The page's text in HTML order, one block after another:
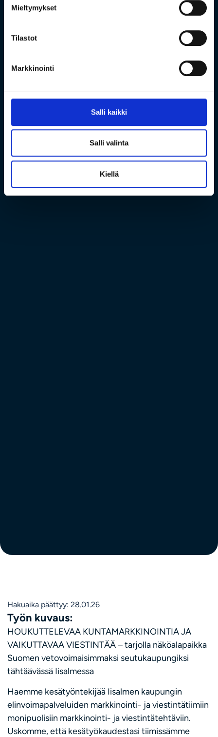
Mieltymykset
Tilastot
Markkinointi
Salli kaikki
Salli valinta
Kiellä
Hakuaika päättyy: 28.01.26
Työn kuvaus:
HOUKUTTELEVAA KUNTAMARKKINOINTIA JA
VAIKUTTAVAA VIESTINTÄÄ – tarjolla näköalapaikka
Suomen vetovoimaisimmaksi seutukaupungiksi
tähtäävässä Iisalmessa
Haemme kesätyöntekijää Iisalmen kaupungin
elinvoimapalveluiden markkinointi- ja viestintätiimiin
monipuolisiin markkinointi- ja viestintätehtäviin.
Uskomme, että kesätyökaudestasi tiimissämme